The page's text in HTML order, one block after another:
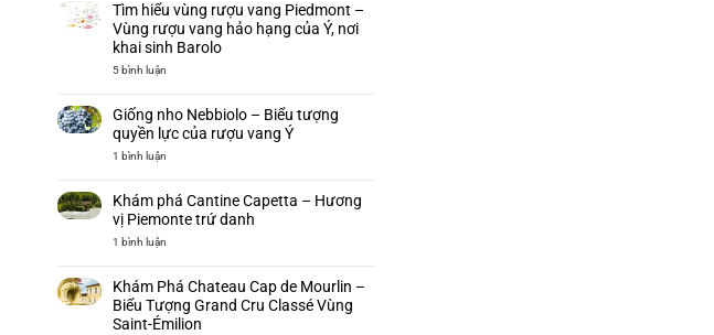
Tìm hiểu vùng rượu vang Piedmont –
Vùng rượu vang hảo hạng của Ý, nơi
khai sinh Barolo
5 bình luận
vùng
rượu
vang
Piedmont
hảo
hạng
của
Barolo
Giống nho Nebbiolo – Biểu tượng
quyền lực của rượu vang Ý
1 bình luận
Nebbiolo
–
Biểu
tượng
vang
Ý
Khám phá Cantine Capetta – Hương
vị Piemonte trứ danh
1 bình luận
Cantine
Capetta
–
Hương
vị
Khám Phá Chateau Cap de Mourlin –
Biểu Tượng Grand Cru Classé Vùng
Saint-Émilion